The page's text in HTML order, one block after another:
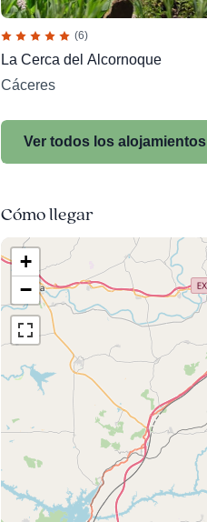
(6)
La Cerca del Alcornoque
Cáceres
Ver todos los alojamientos
Cómo llegar
+
−